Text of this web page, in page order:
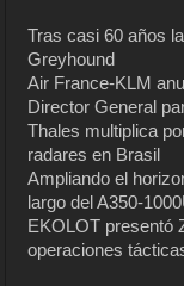
Tras casi 60 años
Greyhound
Air France-KLM
Director General
Thales multiplica
radares en Brasil
Ampliando el
largo del A350-
EKOLOT presentó
operaciones